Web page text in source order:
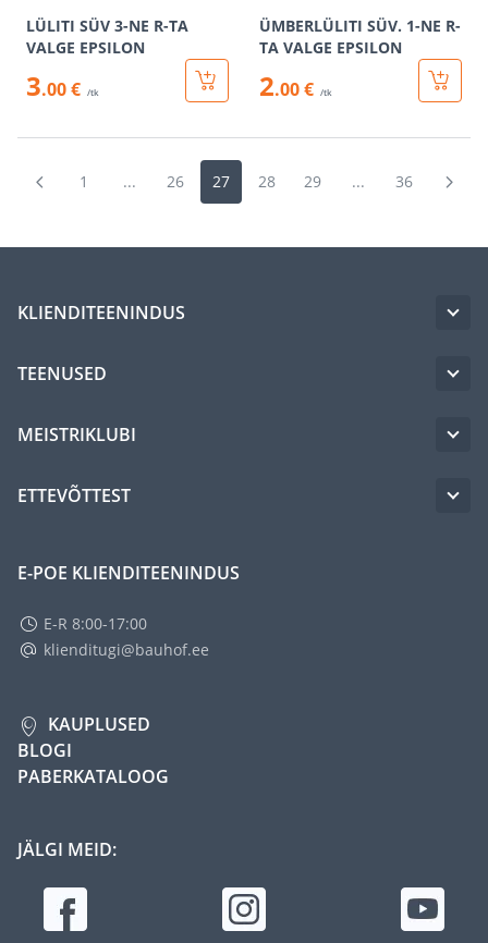
LÜLITI SÜV 3-NE R-TA
VALGE EPSILON
3.00 € /tk
ÜMBERLÜLITI SÜV. 1-NE R-
TA VALGE EPSILON
2.00 € /tk
1 ... 26 27 28 29 ... 36
KLIENDITEENINDUS
TEENUSED
MEISTRIKLUBI
ETTEVÕTTEST
E-POE KLIENDITEENINDUS
E-R 8:00-17:00
klienditugi@bauhof.ee
KAUPLUSED
BLOGI
PABERKATALOOG
JÄLGI MEID: